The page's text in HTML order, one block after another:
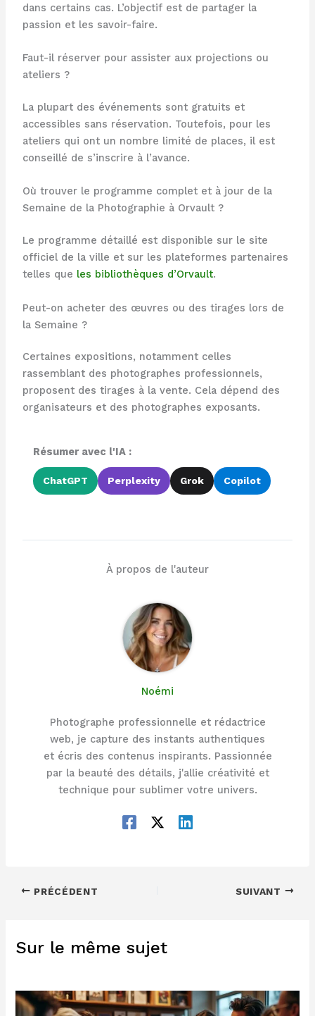
dans certains cas. L’objectif est de partager la
passion et les savoir-faire.
Faut-il réserver pour assister aux projections ou
ateliers ?
La plupart des événements sont gratuits et
accessibles sans réservation. Toutefois, pour les
ateliers qui ont un nombre limité de places, il est
conseillé de s’inscrire à l’avance.
Où trouver le programme complet et à jour de la
Semaine de la Photographie à Orvault ?
Le programme détaillé est disponible sur le site
officiel de la ville et sur les plateformes partenaires
telles que les bibliothèques d’Orvault.
Peut-on acheter des œuvres ou des tirages lors de
la Semaine ?
Certaines expositions, notamment celles
rassemblant des photographes professionnels,
proposent des tirages à la vente. Cela dépend des
organisateurs et des photographes exposants.
Résumer avec l'IA :
ChatGPT Perplexity Grok Copilot
À propos de l'auteur
Noémi
Photographe professionnelle et rédactrice
web, je capture des instants authentiques
et écris des contenus inspirants. Passionnée
par la beauté des détails, j'allie créativité et
technique pour sublimer votre univers.
PRÉCÉDENT SUIVANT
Sur le même sujet